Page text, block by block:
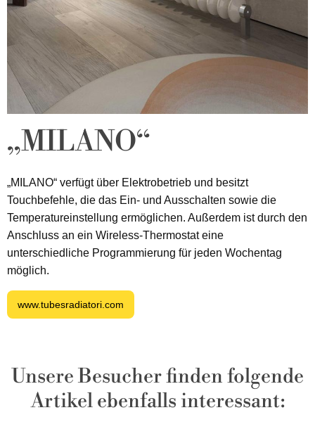
„MILANO“
„MILANO“ verfügt über Elektrobetrieb und besitzt
Touchbefehle, die das Ein- und Ausschalten sowie die
Temperatureinstellung ermöglichen. Außerdem ist durch den
Anschluss an ein Wireless-Thermostat eine
unterschiedliche Programmierung für jeden Wochentag
möglich.
www.tubesradiatori.com
Unsere Besucher finden folgende
Artikel ebenfalls interessant: